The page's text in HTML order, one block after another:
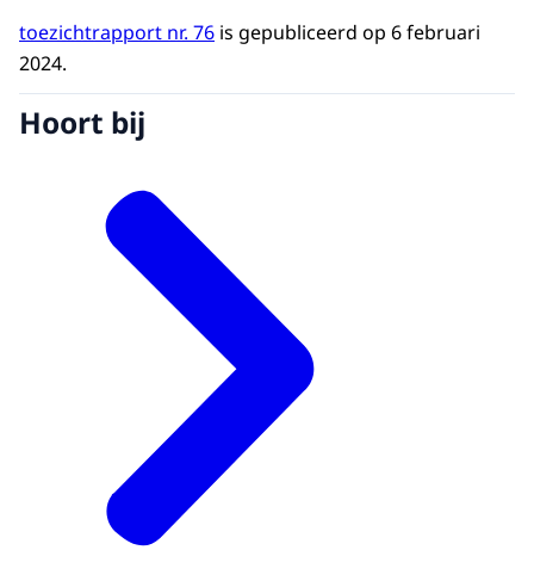
toezichtrapport nr. 76 is gepubliceerd op 6 februari
2024.
Hoort bij